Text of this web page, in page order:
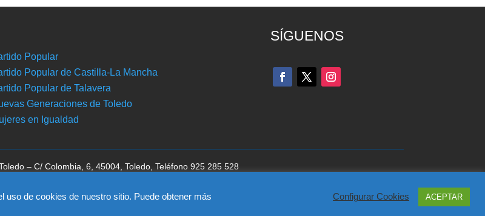
Popular
Popular de Castilla-La Mancha
Popular de Talavera
Generaciones de Toledo
en Igualdad
SÍGUENOS
– C/ Colombia, 6, 45004, Toledo, Teléfono 925 285 528
uso de cookies de nuestro sitio. Puede obtener más
Configurar Cookies ACEPTAR